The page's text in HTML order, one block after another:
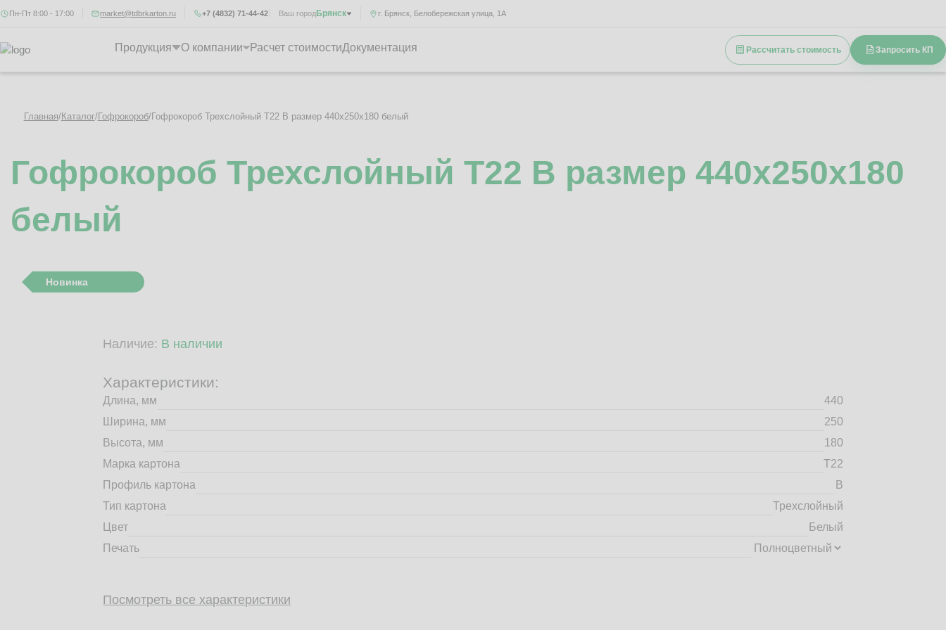
г. Брянск, Белобережская улица, 1А
Пн-Пт 8:00 - 17:00 market@tdbrkarton.ru Ваш городБрянск
+7 (4832) 71-44-42
Продукция О компании Расчет стоимостиДокументация Рассчитать стоимость Запросить КП
Главная/Каталог/Гофрокороб/Гофрокороб Трехслойный Т22 B размер 440x250x180 белый
Гофрокороб Трехслойный Т22 B размер 440x250x180
белый
Новинка
Наличие: В наличии
Характеристики:
Длина, мм
440
Ширина, мм
250
Высота, мм
180
Марка картона
Т22
Профиль картона
B
Тип картона
Трехслойный
Цвет
Белый
Печать
Посмотреть все характеристики